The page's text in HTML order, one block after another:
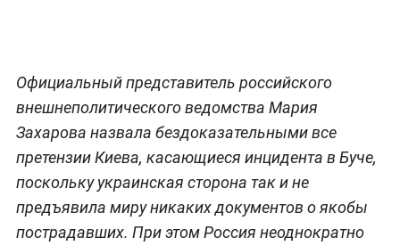
Официальный представитель российского
внешнеполитического ведомства Мария
Захарова назвала бездоказательными все
претензии Киева, касающиеся инцидента в Буче,
поскольку украинская сторона так и не
предъявила миру никаких документов о якобы
пострадавших. При этом Россия неоднократно